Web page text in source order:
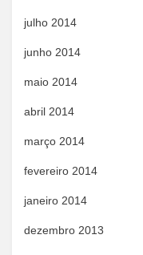
julho 2014
junho 2014
maio 2014
abril 2014
março 2014
fevereiro 2014
janeiro 2014
dezembro 2013